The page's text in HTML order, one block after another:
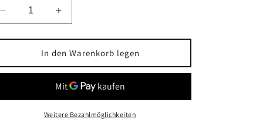
Verringere
die
Menge
Aufkleber
Steyr
vorne
(reflektierend)
Erhöhe
die
Menge
für
Aufkleber
Steyr
Dach
vorne
(reflektierend)
In den Warenkorb legen
Weitere Bezahlmöglichkeiten